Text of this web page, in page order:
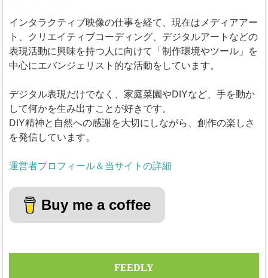
インタラクティブ映像の仕事を経て、現在はメディアアー
ト、クリエイティブコーディング、デジタルアートなどの
表現活動に興味を持つ人に向けて「制作環境やツール」を
中心にエバンジェリスト的な活動をしています。
デジタル表現だけでなく、家庭菜園やDIYなど、手を動か
して何かを生み出すことが好きです。
DIY精神と自然への感謝を大切にしながら、創作の楽しさ
を発信しています。
運営者プロフィール＆当サイトの詳細
Buy me a coffee
FEEDLY